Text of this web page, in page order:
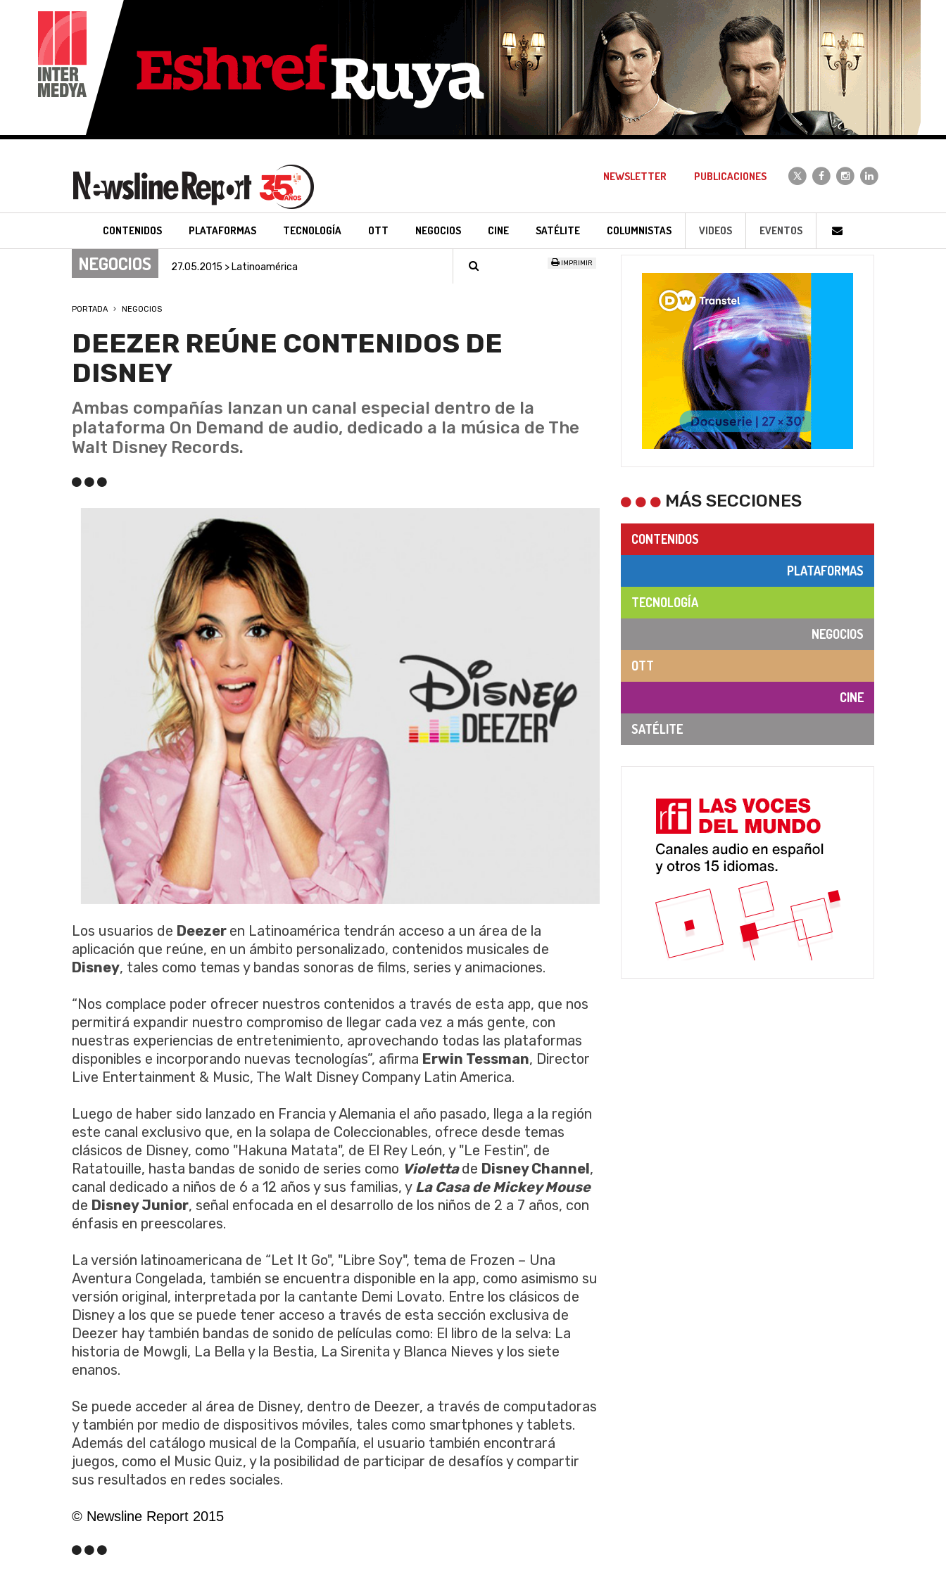
NEWSLETTER PUBLICACIONES
CONTENIDOS PLATAFORMAS TECNOLOGÍA OTT NEGOCIOS CINE SATÉLITE COLUMNISTAS VIDEOS EVENTOS
NEGOCIOS 27.05.2015 > Latinoamérica IMPRIMIR
PORTADA NEGOCIOS
DEEZER REÚNE CONTENIDOS DE
DISNEY
Ambas compañías lanzan un canal especial dentro de la
plataforma On Demand de audio, dedicado a la música de The
Walt Disney Records.
Los usuarios de Deezer en Latinoamérica tendrán acceso a un área de la
aplicación que reúne, en un ámbito personalizado, contenidos musicales de
Disney, tales como temas y bandas sonoras de films, series y animaciones.
“Nos complace poder ofrecer nuestros contenidos a través de esta app, que nos
permitirá expandir nuestro compromiso de llegar cada vez a más gente, con
nuestras experiencias de entretenimiento, aprovechando todas las plataformas
disponibles e incorporando nuevas tecnologías”, afirma Erwin Tessman, Director
Live Entertainment & Music, The Walt Disney Company Latin America.
Luego de haber sido lanzado en Francia y Alemania el año pasado, llega a la región
este canal exclusivo que, en la solapa de Coleccionables, ofrece desde temas
clásicos de Disney, como "Hakuna Matata", de El Rey León, y "Le Festin", de
Ratatouille, hasta bandas de sonido de series como Violettade Disney Channel,
canal dedicado a niños de 6 a 12 años y sus familias, y La Casa de Mickey Mouse
de Disney Junior, señal enfocada en el desarrollo de los niños de 2 a 7 años, con
énfasis en preescolares.
La versión latinoamericana de “Let It Go", "Libre Soy", tema de Frozen – Una
Aventura Congelada, también se encuentra disponible en la app, como asimismo su
versión original, interpretada por la cantante Demi Lovato. Entre los clásicos de
Disney a los que se puede tener acceso a través de esta sección exclusiva de
Deezer hay también bandas de sonido de películas como: El libro de la selva: La
historia de Mowgli, La Bella y la Bestia, La Sirenita y Blanca Nieves y los siete
enanos.
Se puede acceder al área de Disney, dentro de Deezer, a través de computadoras
y también por medio de dispositivos móviles, tales como smartphones y tablets.
Además del catálogo musical de la Compañía, el usuario también encontrará
juegos, como el Music Quiz, y la posibilidad de participar de desafíos y compartir
sus resultados en redes sociales.
© Newsline Report 2015
MÁS SECCIONES
CONTENIDOS
PLATAFORMAS
TECNOLOGÍA
NEGOCIOS
OTT
CINE
SATÉLITE